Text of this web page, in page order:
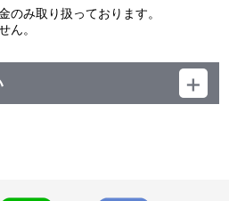
のみ取り扱っております。
ん。